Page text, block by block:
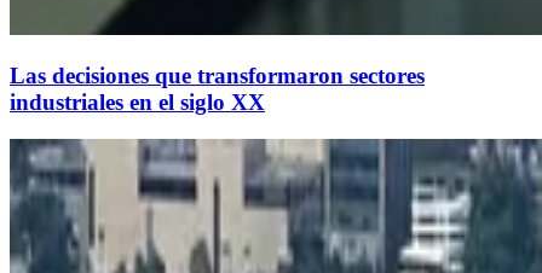
Las decisiones que transformaron sectores
industriales en el siglo XX